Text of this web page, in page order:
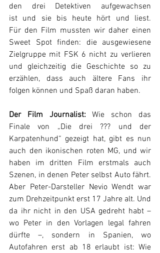
den drei Detektiven aufgewachsen
ist und sie bis heute hört und liest.
Für den Film mussten wir daher einen
Sweet Spot finden: die ausgewiesene
Zielgruppe mit FSK 6 nicht zu verlieren
und gleichzeitig die Geschichte so zu
erzählen, dass auch ältere Fans ihr
folgen können und Spaß daran haben.
Der Film Journalist: Wie schon das
Finale von „Die drei ??? und der
Karpatenhund“ gezeigt hat, gibt es nun
auch den ikonischen roten MG, und wir
haben im dritten Film erstmals auch
Szenen, in denen Peter selbst Auto fährt.
Aber Peter-Darsteller Nevio Wendt war
zum Drehzeitpunkt erst 17 Jahre alt. Und
da ihr nicht in den USA gedreht habt –
wo Peter in den Vorlagen legal fahren
dürfte –, sondern in Spanien, wo
Autofahren erst ab 18 erlaubt ist: Wie